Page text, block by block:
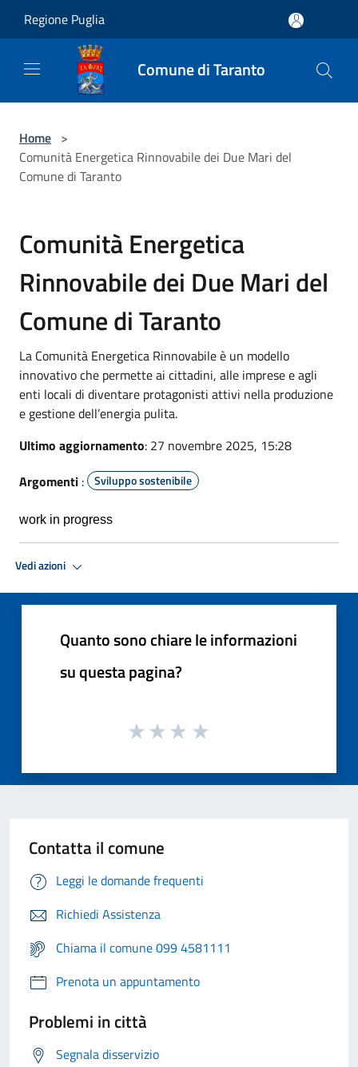
Regione Puglia
Comune di Taranto
Home >
Comunità Energetica Rinnovabile dei Due Mari del
Comune di Taranto
Comunità Energetica
Rinnovabile dei Due Mari del
Comune di Taranto
La Comunità Energetica Rinnovabile è un modello
innovativo che permette ai cittadini, alle imprese e agli
enti locali di diventare protagonisti attivi nella produzione
e gestione dell’energia pulita.
Ultimo aggiornamento: 27 novembre 2025, 15:28
Argomenti : Sviluppo sostenibile
work in progress
Vedi azioni
Quanto sono chiare le informazioni
su questa pagina?
Contatta il comune
Leggi le domande frequenti
Richiedi Assistenza
Chiama il comune 099 4581111
Prenota un appuntamento
Problemi in città
Segnala disservizio